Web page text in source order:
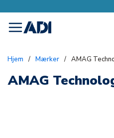
menu
Hjem / Mærker / AMAG
AMAG